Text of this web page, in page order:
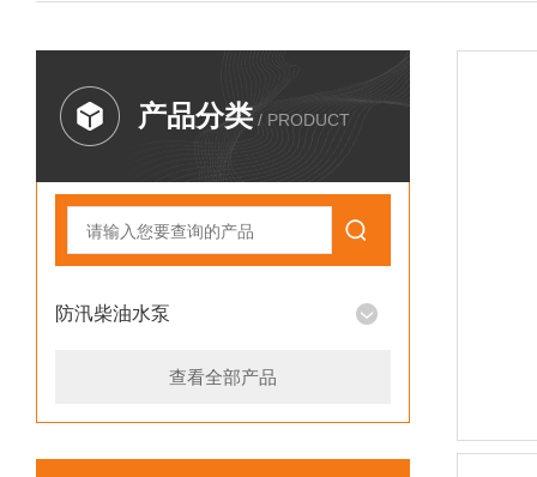
产品分类 / PRODUCT
防汛柴油水泵
查看全部产品